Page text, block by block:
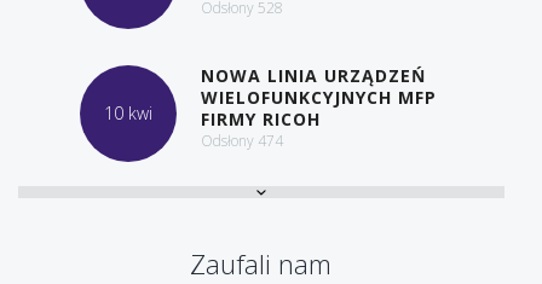
Odsłony 528
10 kwi
NOWA LINIA URZĄDZEŃ
WIELOFUNKCYJNYCH MFP
FIRMY RICOH
Odsłony 474
ROKU 2017
Odsłony414
Zaufali nam